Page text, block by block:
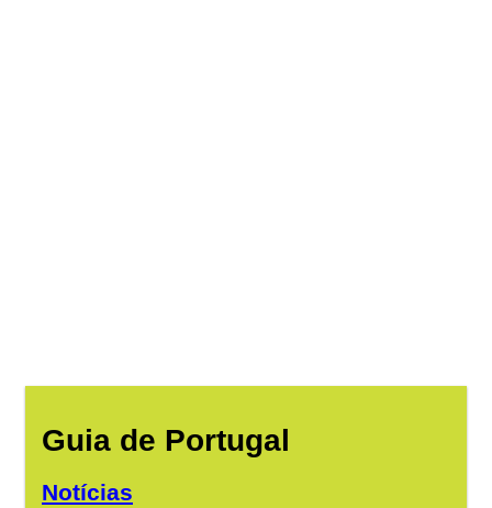
Guia de Portugal
Notícias